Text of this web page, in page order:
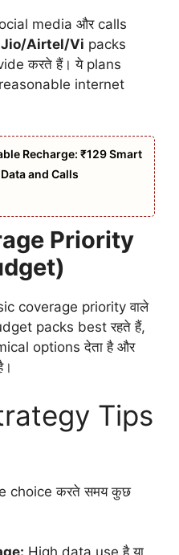
media और calls
Jio/Airtel/Vi packs
करते हैं। ये plans
internet
Recharge: ₹129 Smart
and Calls
Priority
coverage priority वाले
packs best रहते हैं,
options देता है और
Tips
choice करते समय कुछ